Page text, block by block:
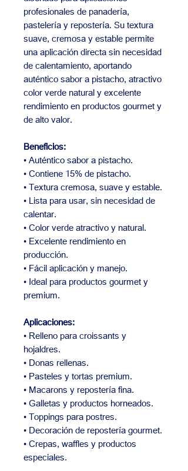
profesionales de panadería,
pastelería y repostería. Su textura
suave, cremosa y estable permite
una aplicación directa sin necesidad
de calentamiento, aportando
auténtico sabor a pistacho, atractivo
color verde natural y excelente
rendimiento en productos gourmet y
de alto valor.
Beneficios:
• Auténtico sabor a pistacho.
• Contiene 15% de pistacho.
• Textura cremosa, suave y estable.
• Lista para usar, sin necesidad de
calentar.
• Color verde atractivo y natural.
• Excelente rendimiento en
producción.
• Fácil aplicación y manejo.
• Ideal para productos gourmet y
premium.
Aplicaciones:
• Relleno para croissants y
hojaldres.
• Donas rellenas.
• Pasteles y tortas premium.
• Macarons y repostería fina.
• Galletas y productos horneados.
• Toppings para postres.
• Decoración de repostería gourmet.
• Crepas, waffles y productos
especiales.